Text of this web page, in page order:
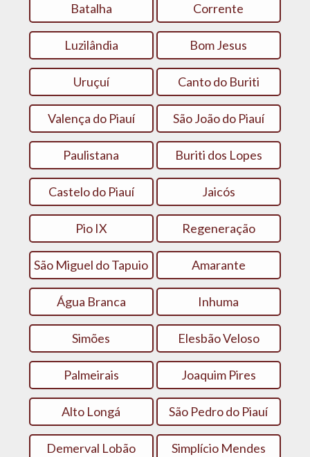
Batalha Corrente
Luzilândia Bom Jesus
Uruçuí Canto do Buriti
Valença do Piauí São João do Piauí
Paulistana Buriti dos Lopes
Castelo do Piauí Jaicós
Pio IX Regeneração
São Miguel do Tapuio Amarante
Água Branca Inhuma
Simões Elesbão Veloso
Palmeirais Joaquim Pires
Alto Longá São Pedro do Piauí
Demerval Lobão Simplício Mendes